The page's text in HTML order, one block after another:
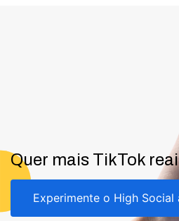
Quer mais TikTok
Experimente o High Social